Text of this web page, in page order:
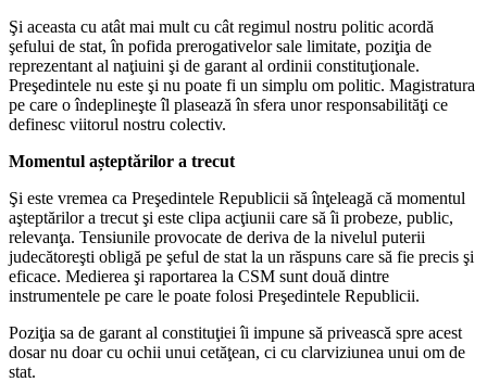
Şi aceasta cu atât mai mult cu cât regimul nostru politic acordă
şefului de stat, în pofida prerogativelor sale limitate, poziţia de
reprezentant al naţiuini şi de garant al ordinii constituţionale.
Preşedintele nu este şi nu poate fi un simplu om politic. Magistratura
pe care o îndeplineşte îl plasează în sfera unor responsabilităţi ce
definesc viitorul nostru colectiv.
Momentul așteptărilor a trecut
Şi este vremea ca Preşedintele Republicii să înţeleagă că momentul
aşteptărilor a trecut şi este clipa acţiunii care să îi probeze, public,
relevanţa. Tensiunile provocate de deriva de la nivelul puterii
judecătoreşti obligă pe şeful de stat la un răspuns care să fie precis şi
eficace. Medierea şi raportarea la CSM sunt două dintre
instrumentele pe care le poate folosi Preşedintele Republicii.
Poziţia sa de garant al constituţiei îi impune să privească spre acest
dosar nu doar cu ochii unui cetăţean, ci cu clarviziunea unui om de
stat.